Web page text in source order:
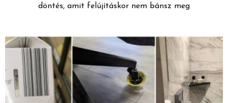
döntés, amit felújításkor nem bánsz meg